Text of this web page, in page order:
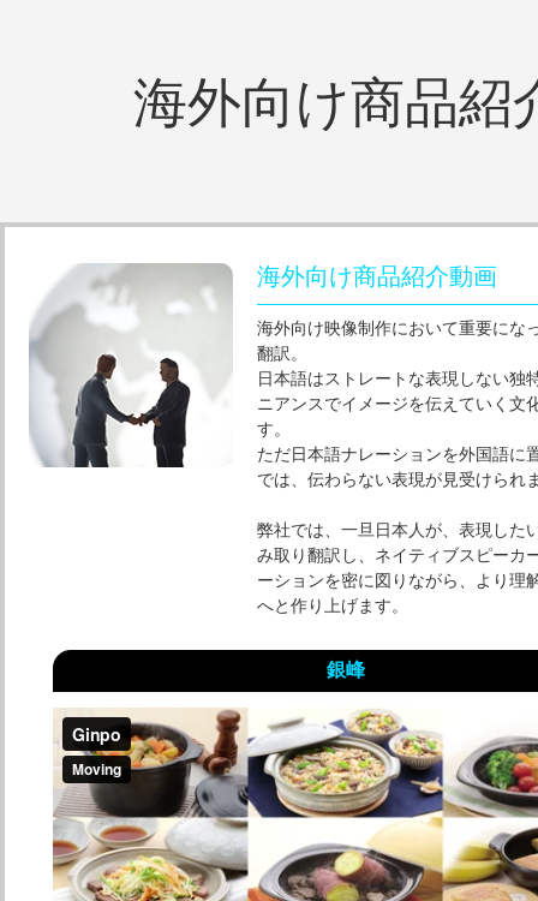
海外向け商品紹
海外向け商品紹介動画
海外向け映像制作において重要にな
翻訳。
日本語はストレートな表現しない独
ニアンスでイメージを伝えていく文
す。
ただ日本語ナレーションを外国語に
では、伝わらない表現が見受けられ
弊社では、一旦日本人が、表現した
み取り翻訳し、ネイティブスピーカ
ーションを密に図りながら、より理
へと作り上げます。
銀峰